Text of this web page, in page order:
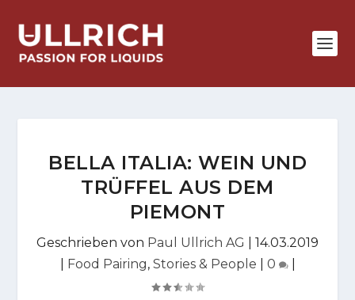
BELLA ITALIA: WEIN UND
TRÜFFEL AUS DEM
PIEMONT
Geschrieben von Paul Ullrich AG
14.03.2019
Food Pairing, Stories & People 0 |